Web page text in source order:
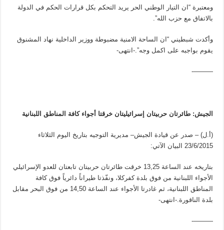
ومعتبرة “ان التيار الوطني الحر يريد التحكم بكل قرارات الحكم في الدولة
بالاتفاق مع حزب الله”.
وأكدت شبطيني “ان الساحة الامنية مضبوطة ووزير الداخلية نهاد المشنوق
يقوم بواجبه على اكمل وجه”.-انتهى-
———-
الجيش: طائرتان حربيتان إسرائيليتان خرقتا أجواء كافة المناطق اللبنانية
(أ.ل) – صدر عن قيادة الجيش– مديرية التوجيه بتاريخ اليوم الثلاثاء
23/6/2015 البيان الآتي:
بتاريخه عند الساعة 13,25 خرقت طائرتان حربيتان تابعتان للعدو الإسرائيلي
الأجواء اللبنانية من فوق بلدة كفركلا، ونفّذتا طيراناً دائرياً فوق كافة
المناطق اللبنانية، ثم غادرتا الأجواء عند الساعة 14,50 من فوق البحر مقابل
بلدة الناقورة.-انتهى-
———-